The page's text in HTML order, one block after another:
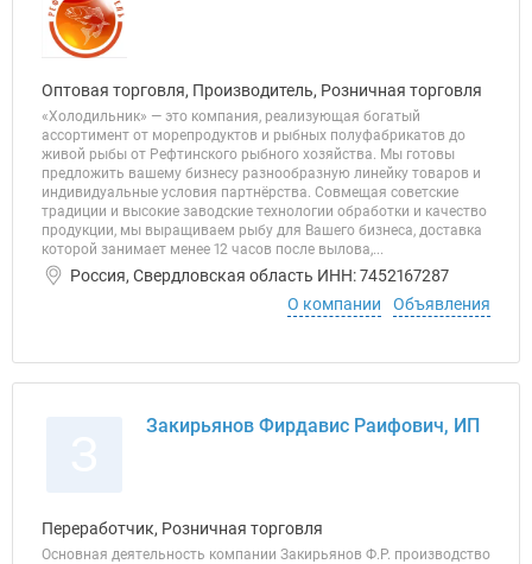
Оптовая торговля, Производитель, Розничная торговля
«Холодильник» — это компания, реализующая богатый
ассортимент от морепродуктов и рыбных полуфабрикатов до
живой рыбы от Рефтинского рыбного хозяйства. Мы готовы
предложить вашему бизнесу разнообразную линейку товаров и
индивидуальные условия партнёрства. Совмещая советские
традиции и высокие заводские технологии обработки и качество
продукции, мы выращиваем рыбу для Вашего бизнеса, доставка
которой занимает менее 12 часов после вылова,...
Россия, Свердловская область ИНН: 7452167287
О компании
Объявления
Закирьянов Фирдавис Раифович, ИП
Переработчик, Розничная торговля
Основная деятельность компании Закирьянов Ф.Р. производство